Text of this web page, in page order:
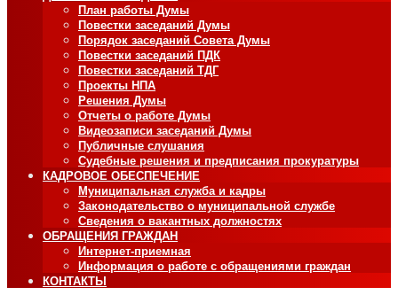
План работы Думы
Повестки заседаний Думы
Порядок заседаний Совета Думы
Повестки заседаний ПДК
Повестки заседаний ТДГ
Проекты НПА
Решения Думы
Отчеты о работе Думы
Видеозаписи заседаний Думы
Публичные слушания
Судебные решения и предписания прокуратуры
КАДРОВОЕ ОБЕСПЕЧЕНИЕ
Муниципальная служба и кадры
Законодательство о муниципальной службе
Сведения о вакантных должностях
ОБРАЩЕНИЯ ГРАЖДАН
Интернет-приемная
Информация о работе с обращениями граждан
КОНТАКТЫ